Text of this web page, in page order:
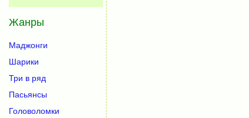
Жанры
Маджонги
Шарики
Три в ряд
Пасьянсы
Головоломки